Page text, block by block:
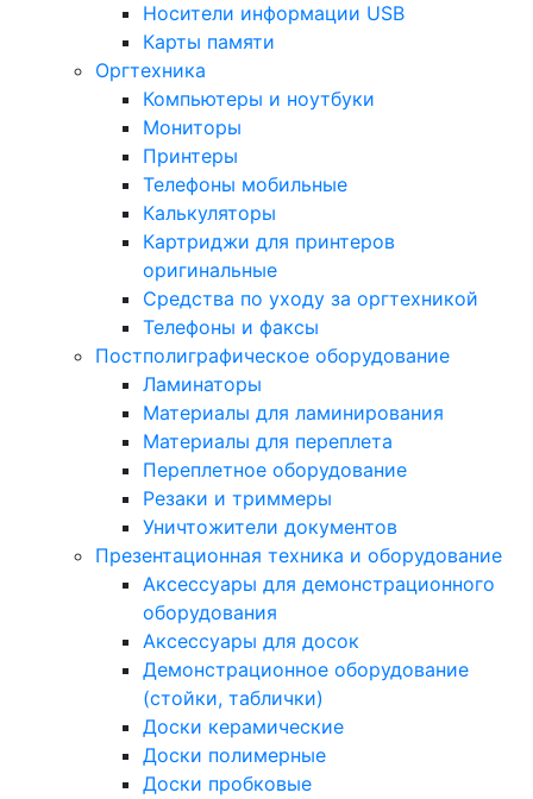
Носители информации USB
Карты памяти
Оргтехника
Компьютеры и ноутбуки
Мониторы
Принтеры
Телефоны мобильные
Калькуляторы
Картриджи для принтеров
оригинальные
Средства по уходу за оргтехникой
Телефоны и факсы
Постполиграфическое оборудование
Ламинаторы
Материалы для ламинирования
Материалы для переплета
Переплетное оборудование
Резаки и триммеры
Уничтожители документов
Презентационная техника и оборудование
Аксессуары для демонстрационного
оборудования
Аксессуары для досок
Демонстрационное оборудование
(стойки, таблички)
Доски керамические
Доски полимерные
Доски пробковые